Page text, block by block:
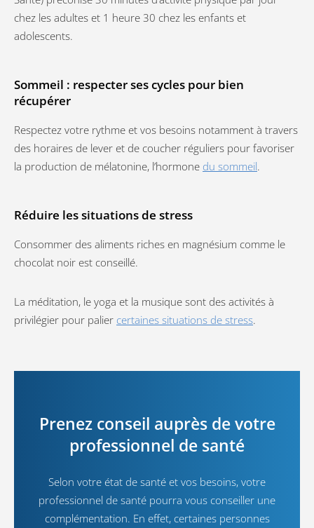
chez les adultes et 1 heure 30 chez les enfants et
adolescents.
Sommeil : respecter ses cycles pour bien
récupérer
Respectez votre rythme et vos besoins notamment à travers
des horaires de lever et de coucher réguliers pour favoriser
la production de mélatonine, l’hormone du sommeil.
Réduire les situations de stress
Consommer des aliments riches en magnésium comme le
chocolat noir est conseillé.
La méditation, le yoga et la musique sont des activités à
privilégier pour palier certaines situations de stress.
Prenez conseil auprès de votre
professionnel de santé
Selon votre état de santé et vos besoins, votre
professionnel de santé pourra vous conseiller une
complémentation. En effet, certaines personnes